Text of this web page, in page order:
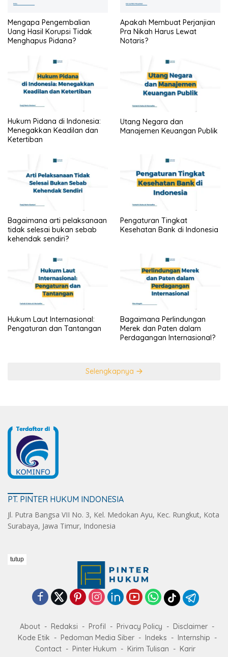
Mengapa Pengembalian
Uang Hasil Korupsi Tidak
Menghapus Pidana?
Apakah Membuat Perjanjian
Pra Nikah Harus Lewat
Notaris?
Hukum Pidana di Indonesia:
Menegakkan Keadilan dan
Ketertiban
Utang Negara dan
Manajemen Keuangan Publik
Bagaimana arti pelaksanaan
tidak selesai bukan sebab
kehendak sendiri?
Pengaturan Tingkat
Kesehatan Bank di Indonesia
Hukum Laut Internasional:
Pengaturan dan Tantangan
Bagaimana Perlindungan
Merek dan Paten dalam
Perdagangan Internasional?
Selengkapnya
PT. PINTER HUKUM INDONESIA
Jl. Putra Bangsa VII No. 3, Kel. Medokan Ayu, Kec. Rungkut, Kota
Surabaya, Jawa Timur, Indonesia
About Redaksi Profil Privacy Policy
Disclaimer
Kode Etik
Pedoman Media Siber Indeks
Internship
Contact
Pinter Hukum Kirim Tulisan Karir
tutup